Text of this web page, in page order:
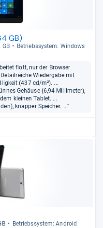
GB)
GB Betriebs­sys­tem: Win­dows
flott, nur der Browser
Wiedergabe mit
(437 cd/m²). ...
Gehäuse (6,94 Millimeter),
kleinen Tablet. ...
knapper Speicher. ...“
Betriebs­sys­tem: Android